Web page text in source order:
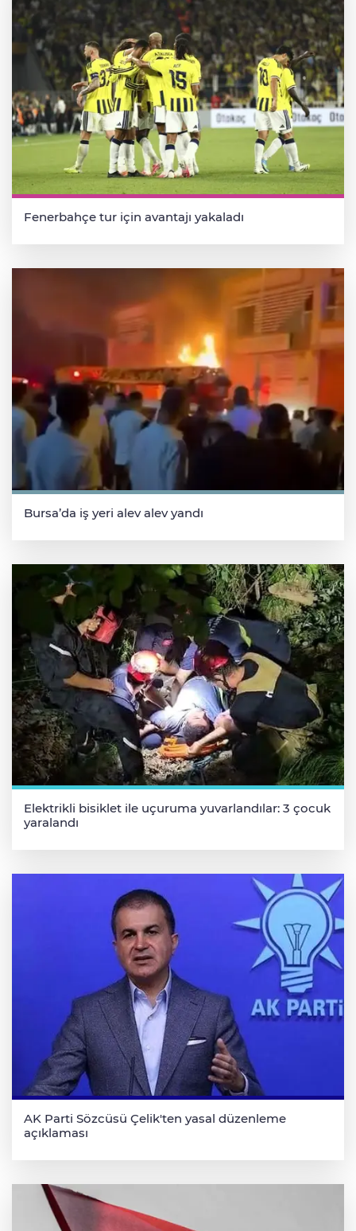
Fenerbahçe tur için avantajı yakaladı
Bursa’da iş yeri alev alev yandı
Elektrikli bisiklet ile uçuruma yuvarlandılar: 3 çocuk
yaralandı
AK Parti Sözcüsü Çelik'ten yasal düzenleme
açıklaması